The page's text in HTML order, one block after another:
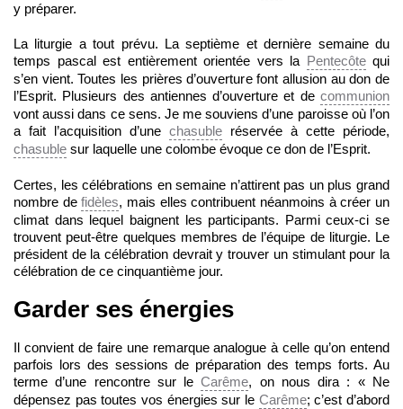
y préparer.
La liturgie a tout prévu. La septième et dernière semaine du
temps pascal est entièrement orientée vers la Pentecôtequi
s’en vient. Toutes les prières d’ouverture font allusion au don de
l’Esprit. Plusieurs des antiennes d’ouverture et de communion
vont aussi dans ce sens. Je me souviens d’une paroisse où l’on
a fait l’acquisition d’une chasuble réservée à cette période,
chasuble sur laquelle une colombe évoque ce don de l’Esprit.
Certes, les célébrations en semaine n’attirent pas un plus grand
nombre defidèles, mais elles contribuent néanmoins à créer un
climat dans lequel baignent les participants. Parmi ceux-ci se
trouvent peut-être quelques membres de l’équipe de liturgie. Le
président de la célébration devrait y trouver un stimulant pour la
célébration de ce cinquantième jour.
Garder ses énergies
Il convient de faire une remarque analogue à celle qu’on entend
parfois lors des sessions de préparation des temps forts. Au
terme d’une rencontre sur leCarême, on nous dira : « Ne
dépensez pas toutes vos énergies sur le Carême; c’est d’abord